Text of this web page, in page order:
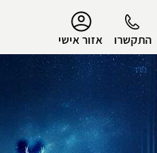
התקשרו אזור אישי